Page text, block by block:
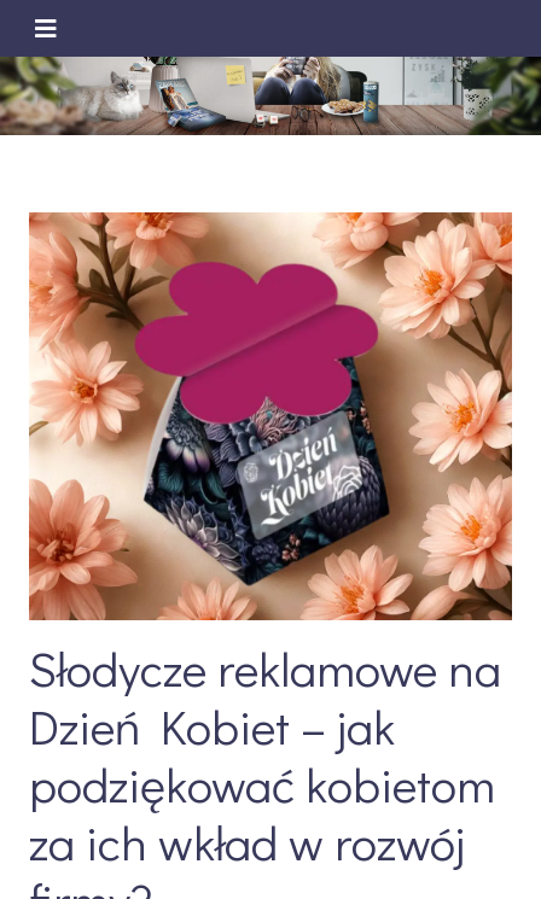
Słodycze reklamowe na
Dzień Kobiet – jak
podziękować kobietom
za ich wkład w rozwój